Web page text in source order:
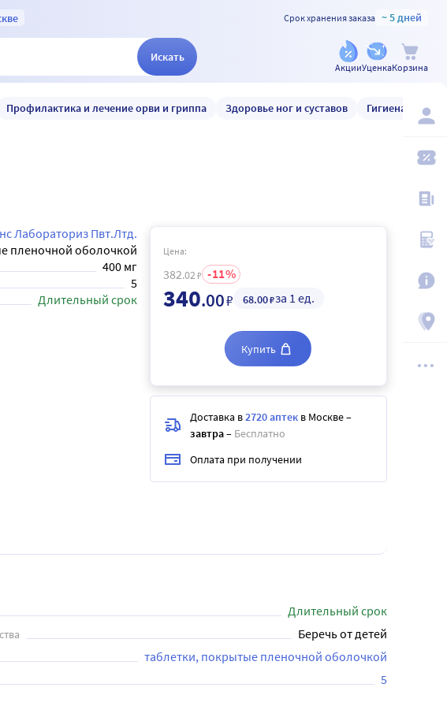
Срок хранения заказа ~ 5 дней
Искать
АкцииУценкаКорзина
Профилактика и лечение орви и гриппа Здоровье ног и суставов Гигиена и уход
Лабораториз Пвт.Лтд.
пленочной оболочкой
400 мг
5
Длительный срок
Цена:
382.02 ₽ 11
340.00₽ 68.00₽за 1 ед.
Купить
Доставка в2720 аптек в Москве–
завтра– Бесплатно
Оплата при получении
Длительный срок
Беречь от детей
таблетки, покрытые пленочной оболочкой
5